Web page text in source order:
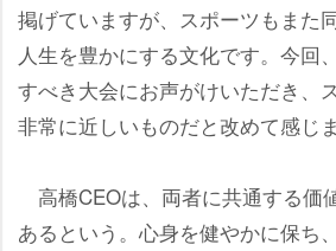
掲げていますが、スポーツもまた
人生を豊かにする文化です。今回
すべき大会にお声がけいただき、
非常に近しいものだと改めて感じ
高橋CEOは、両者に共通する価
あるという。心身を健やかに保ち